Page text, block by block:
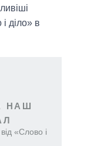
діло» в
НАШ
«Слово і